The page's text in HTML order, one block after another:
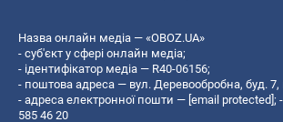
Назва онлайн медіа — «OBOZ.UA»
- суб'єкт у сфері онлайн медіа;
- ідентифікатор медіа — R40-06156;
- поштова адреса — вул. Деревообробна, буд. 7,
- адреса електронної пошти — [email protected];
585 46 20